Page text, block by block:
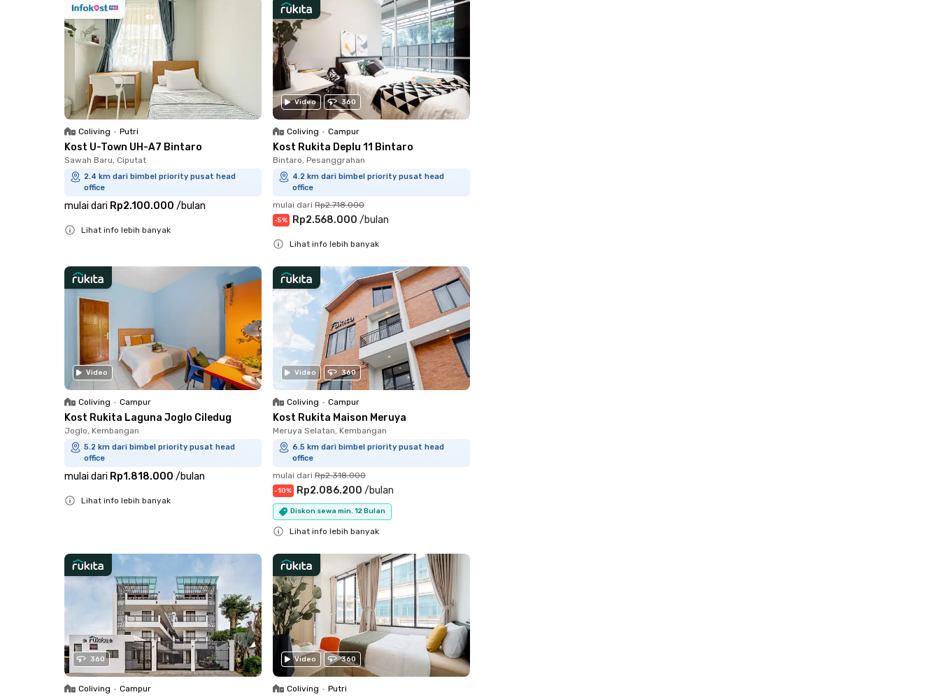
Coliving • Putri
Kost U-Town UH-A7 Bintaro
Sawah Baru, Ciputat
2.4 km dari bimbel priority pusat head
office
mulai dari Rp2.100.000 /bulan
Lihat info lebih banyak
Video 360
Coliving • Campur
Kost Rukita Deplu 11 Bintaro
Bintaro, Pesanggrahan
4.2 km dari bimbel priority pusat head
office
mulai dari Rp2.718.000
-5% Rp2.568.000 /bulan
Lihat info lebih banyak
Video
Coliving • Campur
Kost Rukita Laguna Joglo Ciledug
Joglo, Kembangan
5.2 km dari bimbel priority pusat head
office
mulai dari Rp1.818.000 /bulan
Lihat info lebih banyak
Video 360
Coliving • Campur
Kost Rukita Maison Meruya
Meruya Selatan, Kembangan
6.5 km dari bimbel priority pusat head
office
mulai dari Rp2.318.000
-10% Rp2.086.200 /bulan
Diskon sewa min. 12 Bulan
Lihat info lebih banyak
360
Coliving • Campur
Video 360
Coliving • Putri